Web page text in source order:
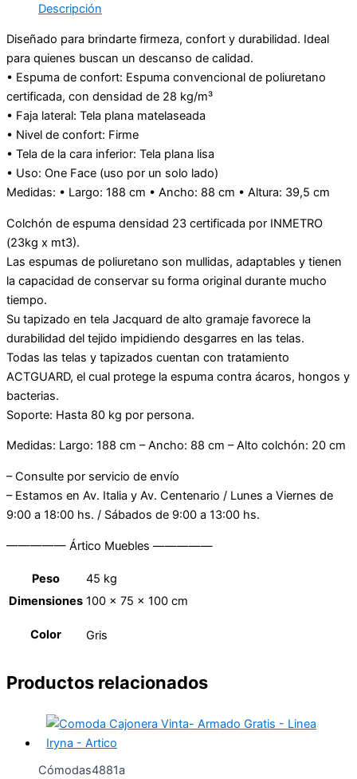
Descripción
Diseñado para brindarte firmeza, confort y durabilidad. Ideal
para quienes buscan un descanso de calidad.
• Espuma de confort: Espuma convencional de poliuretano
certificada, con densidad de 28 kg/m³
• Faja lateral: Tela plana matelaseada
• Nivel de confort: Firme
• Tela de la cara inferior: Tela plana lisa
• Uso: One Face (uso por un solo lado)
Medidas: • Largo: 188 cm • Ancho: 88 cm • Altura: 39,5 cm
Colchón de espuma densidad 23 certificada por INMETRO
(23kg x mt3).
Las espumas de poliuretano son mullidas, adaptables y tienen
la capacidad de conservar su forma original durante mucho
tiempo.
Su tapizado en tela Jacquard de alto gramaje favorece la
durabilidad del tejido impidiendo desgarres en las telas.
Todas las telas y tapizados cuentan con tratamiento
ACTGUARD, el cual protege la espuma contra ácaros, hongos y
bacterias.
Soporte: Hasta 80 kg por persona.
Medidas: Largo: 188 cm – Ancho: 88 cm – Alto colchón: 20 cm
– Consulte por servicio de envío
– Estamos en Av. Italia y Av. Centenario / Lunes a Viernes de
9:00 a 18:00 hs. / Sábados de 9:00 a 13:00 hs.
————— Ártico Muebles —————
Peso
45 kg
Dimensiones 100 × 75 × 100 cm
Color Gris
Productos relacionados
Cómodas4881a